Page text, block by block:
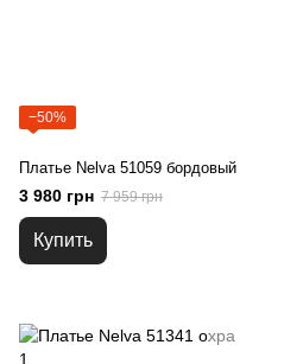
−50%
Платье Nelva 51059 бордовый
3 980 грн 7 959 грн
Купить